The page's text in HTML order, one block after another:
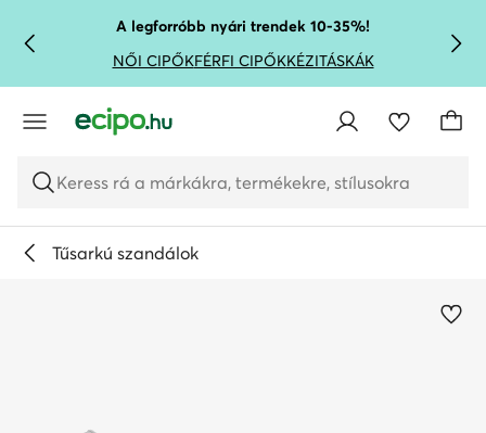
UGRÁS A FŐ TARTALOMRA
UGRÁS A KERESÉSHEZA legforróbb nyári trendek 10-35%!
NŐI CIPŐKFÉRFI CIPŐKKÉZITÁSKÁK
Keress rá a márkákra, termékekre, stílusokra
Tűsarkú szandálok